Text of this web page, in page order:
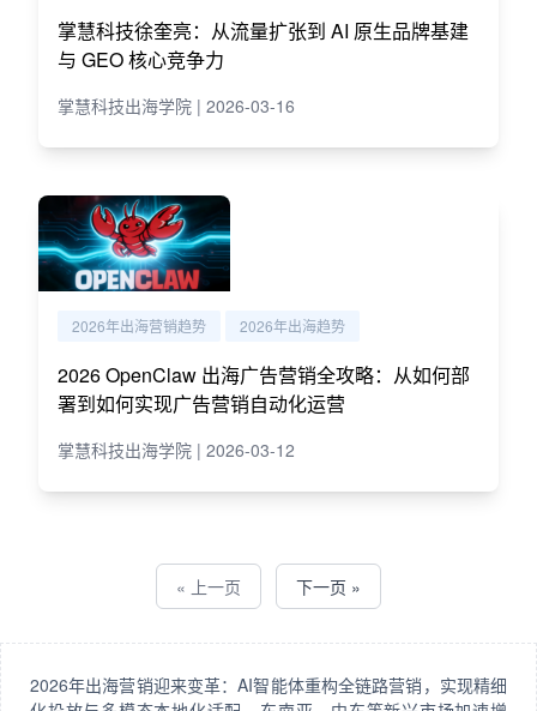
掌慧科技徐奎亮：从流量扩张到 AI 原生品牌基建
与 GEO 核心竞争力
掌慧科技出海学院 | 2026-03-16
2026年出海营销趋势 2026年出海趋势
2026 OpenClaw 出海广告营销全攻略：从如何部
署到如何实现广告营销自动化运营
掌慧科技出海学院 | 2026-03-12
« 上一页 下一页 »
2026年出海营销迎来变革：AI智能体重构全链路营销，实现精细